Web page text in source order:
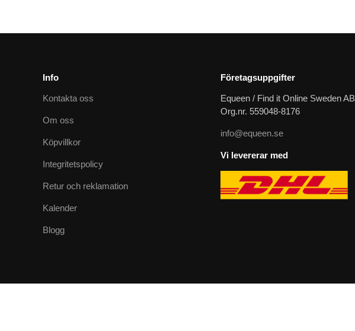
Info
Kontakta oss
Om oss
Köpvillkor
Integritetspolicy
Retur och reklamation
Kalender
Blogg
Företagsuppgifter
Equeen / Find it Online Sweden AB
Org.nr. 559048-8176
info@equeen.se
Vi levererar med